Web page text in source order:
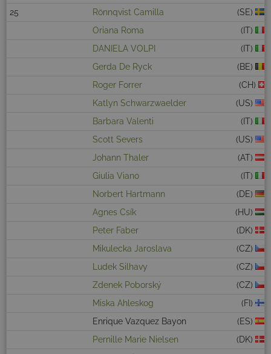
25
Rönnqvist Camilla
(SE)
Oriana Roma
(IT)
DANIELA VOLPI
(IT)
Gerda De Ryck
(BE)
Roger Forrer
(CH)
Katlyn Schwarzwaelder
(US)
Barbara Valenti
(IT)
Scott Severs
(US)
Johann Thaler
(AT)
Giulia Viano
(IT)
Norbert Hartmann
(DE)
Agnes Csík
(HU)
Peter Faber
(DK)
Mikulecka Jaroslava
(CZ)
Ludek Silhavy
(CZ)
Zdenek Poborský
(CZ)
Miska Ahleskog
(FI)
Enrique Vazquez Bayon
(ES)
Pernille Marie Nielsen
(DK)